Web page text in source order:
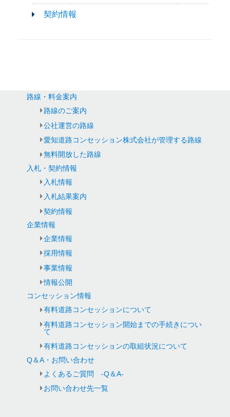
契約情報
路線・料金案内
路線のご案内
公社運営の路線
愛知道路コンセッション株式会社が管理する路線
無料開放した路線
入札・契約情報
入札情報
入札結果案内
契約情報
企業情報
企業情報
採用情報
事業情報
情報公開
コンセッション情報
有料道路コンセッションについて
有料道路コンセッション開始までの手続きについ
て
有料道路コンセッションの取組状況について
Q＆A・お問い合わせ
よくあるご質問 -Q＆A-
お問い合わせ先一覧